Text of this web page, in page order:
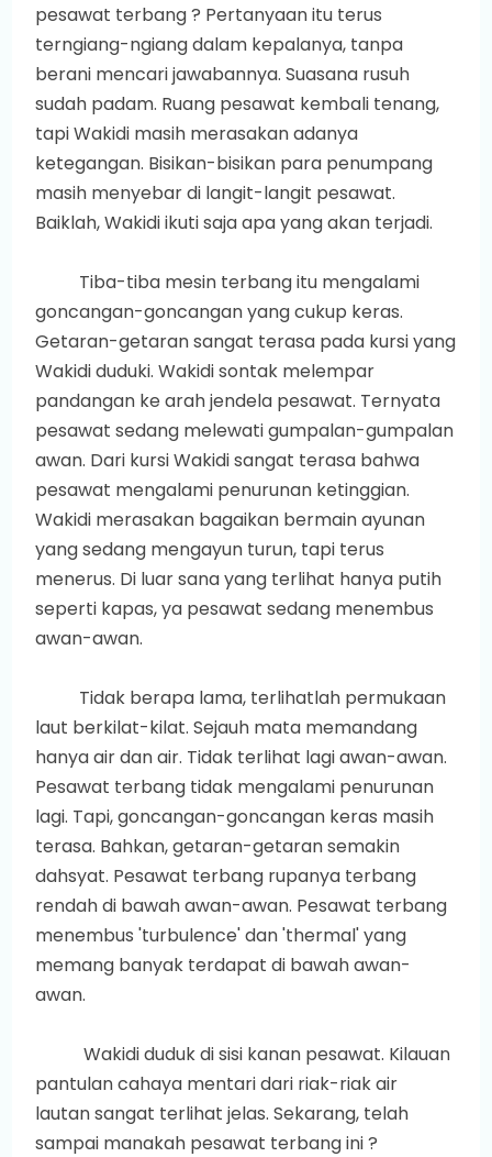
pesawat terbang ? Pertanyaan itu terus
terngiang-ngiang dalam kepalanya, tanpa
berani mencari jawabannya. Suasana rusuh
sudah padam. Ruang pesawat kembali tenang,
tapi Wakidi masih merasakan adanya
ketegangan. Bisikan-bisikan para penumpang
masih menyebar di langit-langit pesawat.
Baiklah, Wakidi ikuti saja apa yang akan terjadi.
Tiba-tiba mesin terbang itu mengalami
goncangan-goncangan yang cukup keras.
Getaran-getaran sangat terasa pada kursi yang
Wakidi duduki. Wakidi sontak melempar
pandangan ke arah jendela pesawat. Ternyata
pesawat sedang melewati gumpalan-gumpalan
awan. Dari kursi Wakidi sangat terasa bahwa
pesawat mengalami penurunan ketinggian.
Wakidi merasakan bagaikan bermain ayunan
yang sedang mengayun turun, tapi terus
menerus. Di luar sana yang terlihat hanya putih
seperti kapas, ya pesawat sedang menembus
awan-awan.
Tidak berapa lama, terlihatlah permukaan
laut berkilat-kilat. Sejauh mata memandang
hanya air dan air. Tidak terlihat lagi awan-awan.
Pesawat terbang tidak mengalami penurunan
lagi. Tapi, goncangan-goncangan keras masih
terasa. Bahkan, getaran-getaran semakin
dahsyat. Pesawat terbang rupanya terbang
rendah di bawah awan-awan. Pesawat terbang
menembus 'turbulence' dan 'thermal' yang
memang banyak terdapat di bawah awan-
awan.
Wakidi duduk di sisi kanan pesawat. Kilauan
pantulan cahaya mentari dari riak-riak air
lautan sangat terlihat jelas. Sekarang, telah
sampai manakah pesawat terbang ini ?